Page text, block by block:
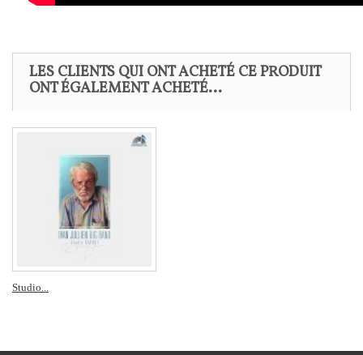
LES CLIENTS QUI ONT ACHETÉ CE PRODUIT
ONT ÉGALEMENT ACHETÉ...
Studio...